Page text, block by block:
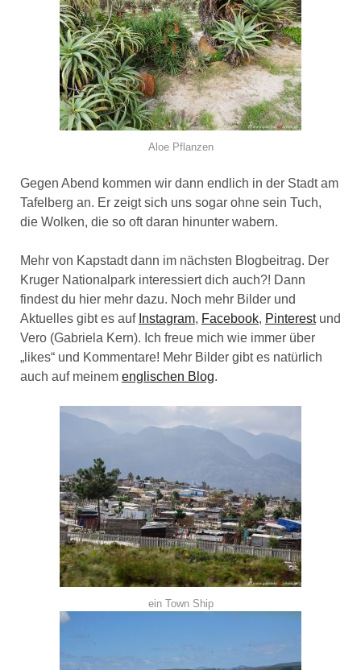
Aloe Pflanzen
Gegen Abend kommen wir dann endlich in der Stadt am
Tafelberg an. Er zeigt sich uns sogar ohne sein Tuch,
die Wolken, die so oft daran hinunter wabern.
Mehr von Kapstadt dann im nächsten Blogbeitrag. Der
Kruger Nationalpark interessiert dich auch?! Dann
findest du hier mehr dazu. Noch mehr Bilder und
Aktuelles gibt es auf Instagram, Facebook, Pinterestund
Vero (Gabriela Kern). Ich freue mich wie immer über
„likes“ und Kommentare! Mehr Bilder gibt es natürlich
auch auf meinem englischen Blog.
ein Town Ship